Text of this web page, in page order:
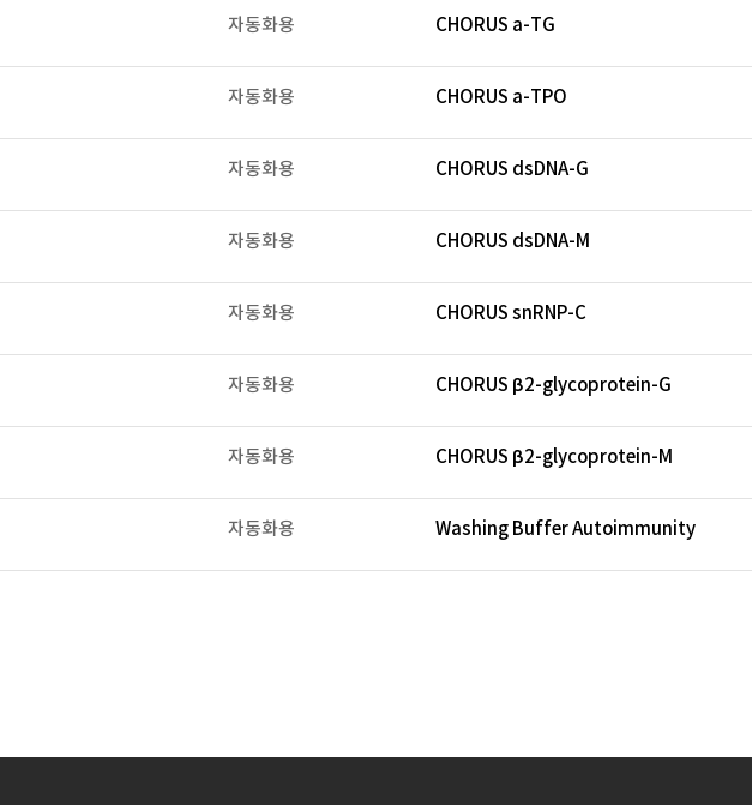
자동화용 CHORUS a-TG
자동화용 CHORUS a-TPO
자동화용 CHORUS dsDNA-G
자동화용 CHORUS dsDNA-M
자동화용 CHORUS snRNP-C
자동화용 CHORUS β2-glycoprotein-G
자동화용 CHORUS β2-glycoprotein-M
자동화용 Washing Buffer Autoimmunity